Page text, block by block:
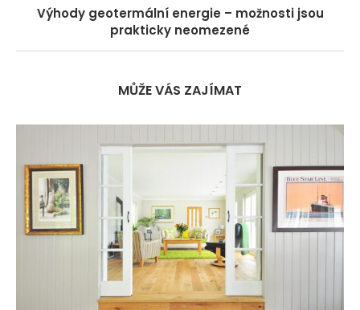
Výhody geotermální energie – možnosti jsou
prakticky neomezené
MŮŽE VÁS ZAJÍMAT